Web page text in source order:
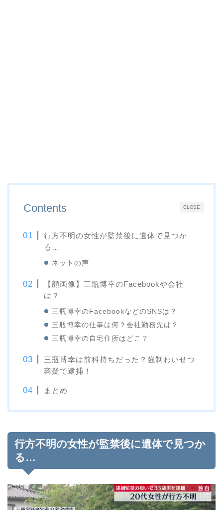
CLOSE
Contents
行方不明の女性が監禁後に遺体で見つか
る…
ネットの声
【顔画像】三瓶博幸のFacebookや会社
は？
三瓶博幸のFacebookなどのSNSは？
三瓶博幸の仕事は何？会社勤務先は？
三瓶博幸の自宅住所はどこ？
三瓶博幸は前科持ちだった？強制わいせつ
容疑で逮捕！
まとめ
行方不明の女性が監禁後に遺体で見つか
る…